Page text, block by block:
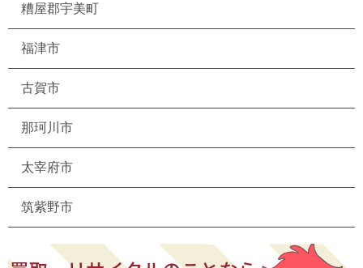
糟屋郡宇美町
福津市
古賀市
那珂川市
太宰府市
筑紫野市